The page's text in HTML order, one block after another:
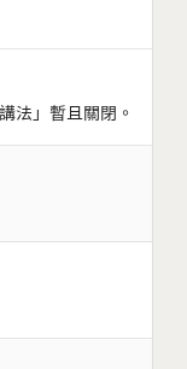
法」暫且關閉。